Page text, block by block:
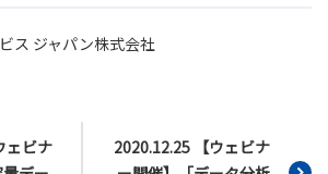
ス ジャパン株式会社
ェビナ
2020.12.25 【ウェビナ